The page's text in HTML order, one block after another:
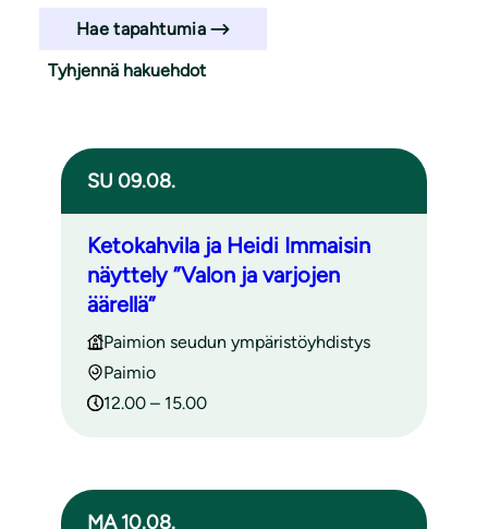
Hae tapahtumia
Tyhjennä hakuehdot
Haun tulokset
SU 09.08.
Ketokahvila ja Heidi Immaisin
näyttely ”Valon ja varjojen
äärellä”
Paimion seudun ympäristöyhdistys
Paimio
12.00 – 15.00
MA 10.08.